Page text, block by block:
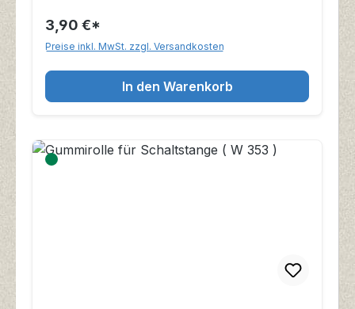
3,90 €*
Preise inkl. MwSt. zzgl. Versandkosten
In den Warenkorb